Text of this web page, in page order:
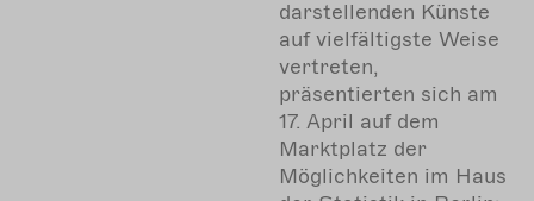
darstellenden Künste
auf vielfältigste Weise
vertreten,
präsentierten sich am
17. April auf dem
Marktplatz der
Möglichkeiten im Haus